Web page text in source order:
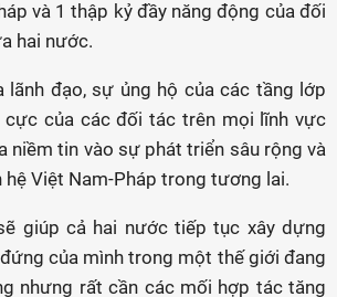
và 1 thập kỷ đầy năng động của đối
hai nước.
lãnh đạo, sự ủng hộ của các tầng lớp
cực của các đối tác trên mọi lĩnh vực
niềm tin vào sự phát triển sâu rộng và
hệ Việt Nam-Pháp trong tương lai.
giúp cả hai nước tiếp tục xây dựng
của mình trong một thế giới đang
nhưng rất cần các mối hợp tác tăng